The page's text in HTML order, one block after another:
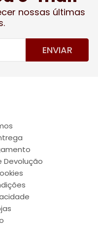
nossas últimas
ENVIAR
Devolução